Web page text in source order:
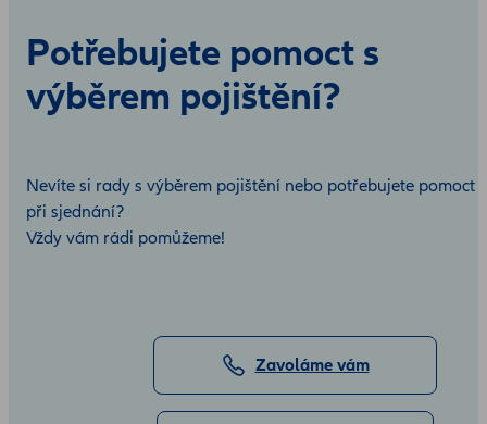
Potřebujete pomoct s
výběrem pojištění?
Nevíte si rady s výběrem pojištění nebo potřebujete pomoct
při sjednání?
Vždy vám rádi pomůžeme!
Zavoláme vám